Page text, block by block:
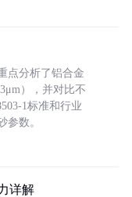
点分析了铝合金
），并对比不
1标准和行业
参数。
详解